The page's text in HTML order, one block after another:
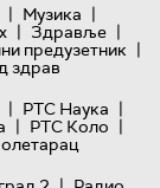
| Музика |
| Здравље |
предузетник |
здрав
| РТС Наука |
| РТС Коло |